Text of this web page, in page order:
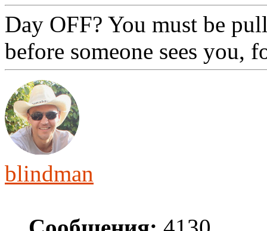
Day OFF? You must be
before someone sees you,
blindman